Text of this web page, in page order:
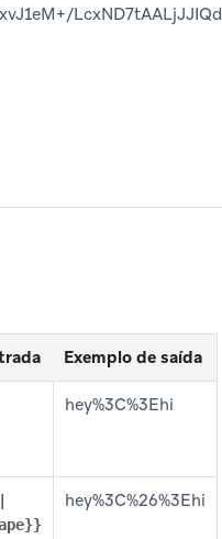
Exemplo de saída
hey%3C%3Ehi
hey%3C%26%3Ehi